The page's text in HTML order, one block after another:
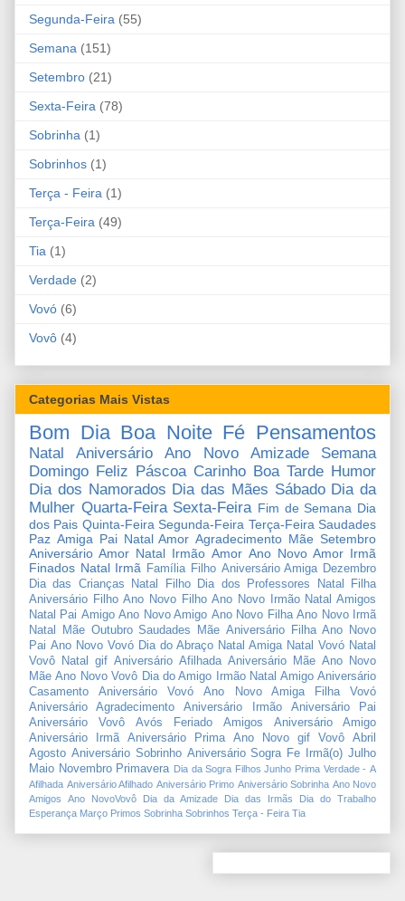
Segunda-Feira (55)
Semana (151)
Setembro (21)
Sexta-Feira (78)
Sobrinha (1)
Sobrinhos (1)
Terça - Feira (1)
Terça-Feira (49)
Tia (1)
Verdade (2)
Vovó (6)
Vovô (4)
Categorias Mais Vistas
Bom Dia Boa Noite Fé Pensamentos
Natal Aniversário Ano Novo Amizade
Semana
Domingo Feliz Páscoa Carinho Boa Tarde Humor
Dia dos Namorados Dia das Mães Sábado Dia da
Mulher Quarta-Feira Sexta-Feira Fim de Semana Dia
dos Pais Quinta-Feira Segunda-Feira Terça-Feira Saudades
Paz Amiga Pai Natal Amor Agradecimento Mãe Setembro
Aniversário Amor Natal Irmão Amor Ano Novo Amor Irmã
Finados Natal Irmã Família Filho Aniversário Amiga Dezembro
Dia das Crianças
Natal Filho Dia dos Professores
Natal Filha
Aniversário Filho Ano Novo Filho Ano Novo Irmão Natal Amigos
Natal Pai Amigo Ano Novo Amigo Ano Novo Filha Ano Novo Irmã
Natal Mãe Outubro Saudades Mãe Aniversário Filha Ano Novo
Pai Ano Novo Vovó Dia do Abraço Natal Amiga Natal Vovó Natal
Vovô
Natal gif Aniversário Afilhada Aniversário Mãe Ano Novo
Mãe Ano Novo Vovô Dia do Amigo Irmão Natal Amigo Aniversário
Casamento
Aniversário Vovó Ano Novo Amiga Filha
Vovó
Aniversário Agradecimento
Aniversário Irmão
Aniversário Pai
Aniversário Vovô
Avós Feriado Amigos
Aniversário Amigo
Aniversário Irmã
Aniversário Prima Ano Novo gif Vovô
Abril
Agosto Aniversário Sobrinho Aniversário Sogra Fe Irmã(o) Julho
Maio Novembro Primavera Dia da Sogra Filhos Junho Prima Verdade - A
Afilhada Aniversário Afilhado Aniversário Primo Aniversário Sobrinha Ano Novo
Amigos
Ano NovoVovô Dia da Amizade Dia das Irmãs
Dia do Trabalho
Esperança Março Primos Sobrinha Sobrinhos Terça - Feira Tia